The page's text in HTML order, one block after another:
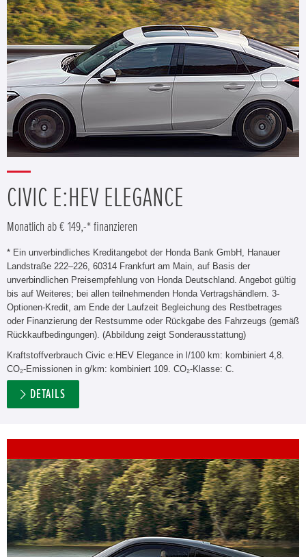
CIVIC E:HEV ELEGANCE
Monatlich ab € 149,-* finanzieren
* Ein unverbindliches Kreditangebot der Honda Bank GmbH, Hanauer
Landstraße 222–226, 60314 Frankfurt am Main, auf Basis der
unverbindlichen Preisempfehlung von Honda Deutschland. Angebot gültig
bis auf Weiteres; bei allen teilnehmenden Honda Vertragshändlern. 3-
Optionen-Kredit, am Ende der Laufzeit Begleichung des Restbetrages
oder Finanzierung der Restsumme oder Rückgabe des Fahrzeugs (gemäß
Rückkaufbedingungen). (Abbildung zeigt Sonderausstattung)
Kraftstoffverbrauch Civic e:HEV Elegance in l/100 km: kombiniert 4,8.
CO₂-Emissionen in g/km: kombiniert 109. CO₂-Klasse: C.
DETAILS